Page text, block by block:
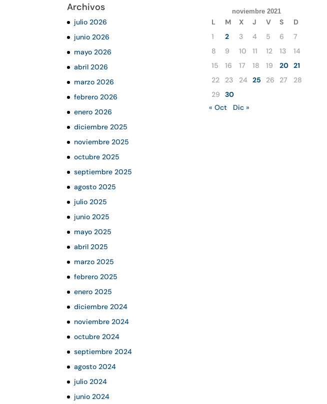
Archivos
julio 2026
junio 2026
mayo 2026
abril 2026
marzo 2026
febrero 2026
enero 2026
diciembre 2025
noviembre 2025
octubre 2025
septiembre 2025
agosto 2025
julio 2025
junio 2025
mayo 2025
abril 2025
marzo 2025
febrero 2025
enero 2025
diciembre 2024
noviembre 2024
octubre 2024
septiembre 2024
agosto 2024
julio 2024
junio 2024
noviembre 2021
L M X J V S
D
1
2 3 4 5 6
7
8
9 10 11 12 13
14
15
16 17 18 19 20 21
22
23 24 25 26 27
28
29
30
« Oct
Dic »